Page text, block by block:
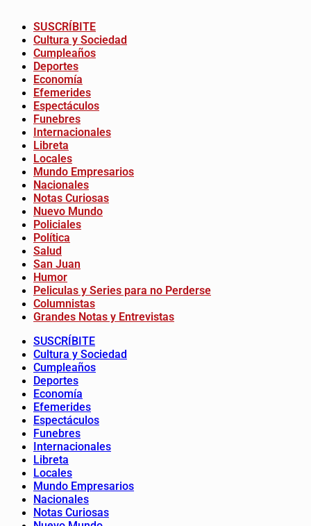
SUSCRÍBITE
Cultura y Sociedad
Cumpleaños
Deportes
Economía
Efemerides
Espectáculos
Funebres
Internacionales
Libreta
Locales
Mundo Empresarios
Nacionales
Notas Curiosas
Nuevo Mundo
Policiales
Política
Salud
San Juan
Humor
Peliculas y Series para no Perderse
Columnistas
Grandes Notas y Entrevistas
SUSCRÍBITE
Cultura y Sociedad
Cumpleaños
Deportes
Economía
Efemerides
Espectáculos
Funebres
Internacionales
Libreta
Locales
Mundo Empresarios
Nacionales
Notas Curiosas